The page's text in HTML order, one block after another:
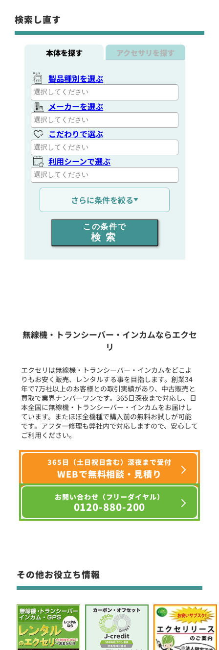
検索し直す
本体を探す アクセサリを探す
製品種別を選ぶ
メーカーを選ぶ
こだわりで選ぶ
利用シーンで選ぶ
通信距離を選ぶ
出力を選ぶ
同時通話人数を選ぶ
フリーワード入力(製品名等)
選択条件をリセット
さらに条件を絞る
この条件で
検索
無線機・トランシーバー・インカムならエクセ
リ
エクセリは無線機・トランシーバー・インカムをどこよ
りもお安く販売、レンタルする事を目指します。創業34
年で7万社以上のお客様との取引実績があり、中古販売と
買取で業界ナンバーワンです。365日深夜まで対応し、日
本全国に無線機・トランシーバー・インカムをお届けし
ています。またほぼ全機種で購入前の無料お試しが可能
です。アフター修理も弊社内で対応しますので、安心して
ご利用ください。
365日（土日祝日含む）深夜まで受付
WEBで無料相談・見積り
お問い合わせ（フリーダイヤル）
0120-880-200
その他お役立ち情報